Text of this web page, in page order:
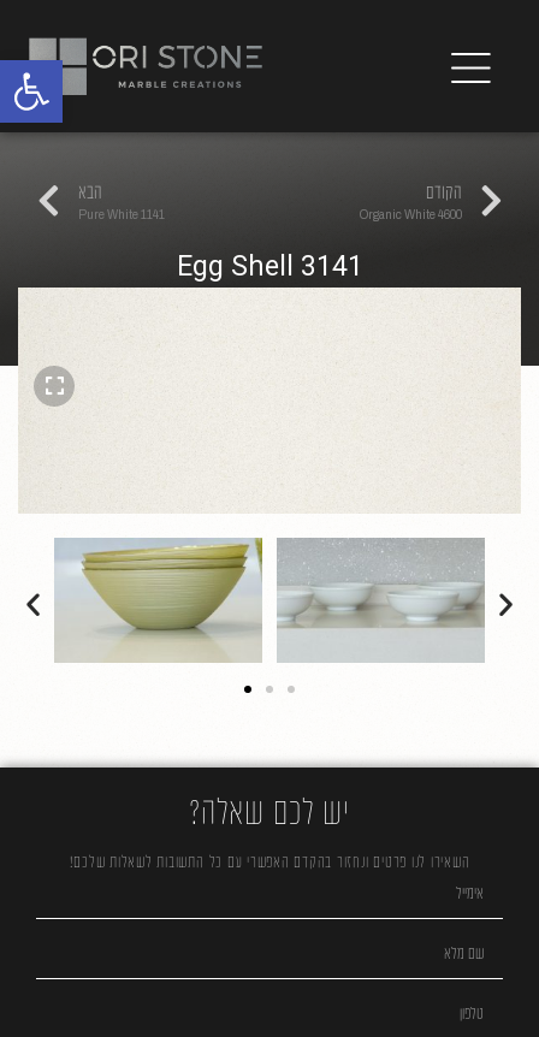
הקודם
4600 Organic White
הבא
1141 Pure White
3141 Egg Shell
יש לכם שאלה?
השאירו לנו פרטים ונחזור בהקדם האפשרי עם כל התשובות לשאלות שלכם!